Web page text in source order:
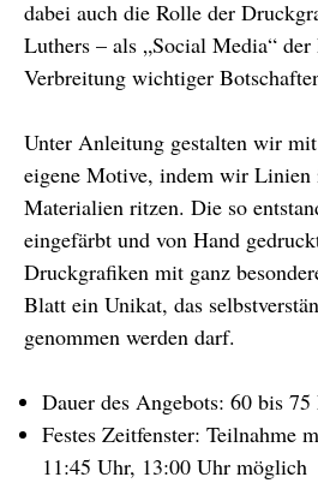
dabei auch die Rolle der
Luthers – als „Social Media“
Verbreitung wichtiger
Unter Anleitung gestalten wir
eigene Motive, indem wir Linien
Materialien ritzen. Die so
eingefärbt und von Hand
Druckgrafiken mit ganz
Blatt ein Unikat, das
genommen werden darf.
Dauer des Angebots: 60 bis
Festes Zeitfenster: Teilnahme
11:45 Uhr, 13:00 Uhr möglich